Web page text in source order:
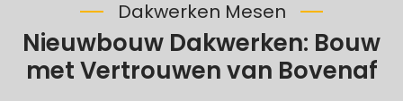
Dakwerken Mesen
Nieuwbouw Dakwerken: Bouw
met Vertrouwen van Bovenaf